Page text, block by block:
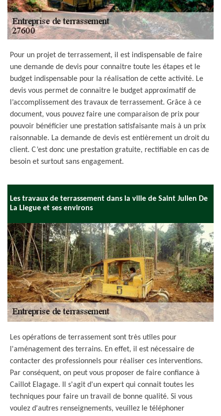
Pour un projet de terrassement, il est indispensable de faire
une demande de devis pour connaitre toute les étapes et le
budget indispensable pour la réalisation de cette activité. Le
devis vous permet de connaitre le budget approximatif de
l’accomplissement des travaux de terrassement. Grâce à ce
document, vous pouvez faire une comparaison de prix pour
pouvoir bénéficier une prestation satisfaisante mais à un prix
raisonnable. La demande de devis est entièrement un droit du
client. C’est donc une prestation gratuite, rectifiable en cas de
besoin et surtout sans engagement.
Les travaux de terrassement dans la ville de Saint Julien De
La Liegue et ses environs
Les opérations de terrassement sont très utiles pour
l'aménagement des terrains. En effet, il est nécessaire de
contacter des professionnels pour réaliser ces interventions.
Par conséquent, on peut vous proposer de faire confiance à
Caillot Elagage. Il s'agit d'un expert qui connait toutes les
techniques pour faire un travail de bonne qualité. Si vous
voulez d'autres renseignements, veuillez le téléphoner